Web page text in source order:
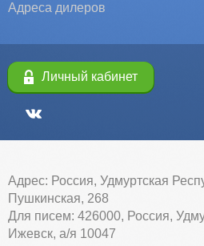
Адреса дилеров
Личный кабинет
Адрес: Россия, Удмуртская
Пушкинская, 268
Для писем: 426000, Россия,
Ижевск, а/я 10047